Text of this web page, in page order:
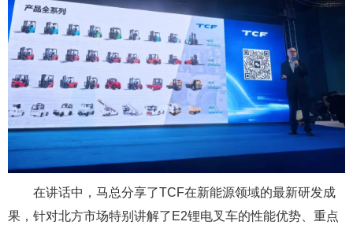
在讲话中，马总分享了TCF在新能源领域的最新研发成
果，针对北方市场特别讲解了E2锂电叉车的性能优势、重点